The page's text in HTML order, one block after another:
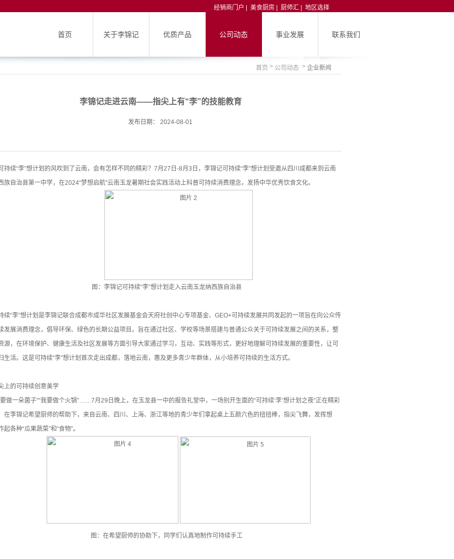
经销商门户 美食厨房 厨师汇 | 地区选择
首页 关于李锦记 优质产品 公司动态 事业发展 联系我们
企业新闻
>
公司动态
>
首页
李锦记走进云南——指尖上有“李”的技能教育
发布日期： 2024-08-01
持续“李”想计划的风吹到了云南，会有怎样不同的精彩？7月27日-8月3日，李锦记可持续“李”想计划受邀从四川成都来到云南
族自治县第一中学，在2024“梦想启航”云南玉龙暑期社会实践活动上科普可持续消费理念，发扬中华优秀饮食文化。
图：李锦记可持续“李”想计划走入云南玉龙纳西族自治县
续“李”想计划是李锦记联合成都市成华社区发展基金会天府社创中心专项基金、GEO+可持续发展共同发起的一项旨在向公众传
发展消费理念，倡导环保、绿色的长期公益项目。旨在通过社区、学校等场景搭建与普通公众关于可持续发展之间的关系，整
源，在环境保护、健康生活及社区发展等方面引导大家通过学习，互动、实践等形式，更好地理解可持续发展的重要性，让可
生活。这是可持续“李”想计划首次走出成都，落地云南，惠及更多青少年群体，从小培养可持续的生活方式。
上的可持续创意美学
要做一朵菌子”“我要做个火锅”……7月29日晚上，在玉龙县一中的报告礼堂中，一场别开生面的“可持续‘李’想计划之夜”正在精彩
在李锦记希望厨师的帮助下，来自云南、四川、上海、浙江等地的青少年们拿起桌上五颜六色的扭扭棒，指尖飞舞，发挥想
起各种“瓜果蔬菜”和“食物”。
图：在希望厨师的协助下，同学们认真地制作可持续手工